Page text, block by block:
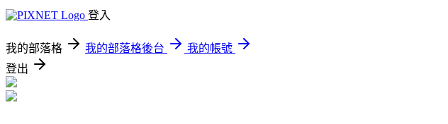
登入
我的部落格 我的部落格後台
我的帳號
登出